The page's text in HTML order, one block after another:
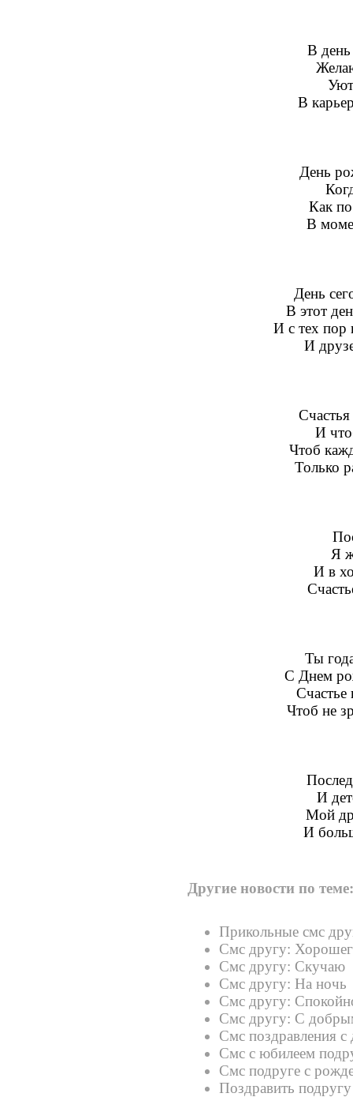
В
В
День
Как
В
День
В этот
И с тех пор
И
И
Чтоб
Только
Я
И в
Ты
С Днем
Счастье
Чтоб не
И
Мой
И
Другие новости по теме:
Прикольные смс
Смс другу:
Смс другу: Скучаю
Смс другу: На ночь
Смс другу:
Смс другу: С
Смс поздравления
Смс с юбилеем
Смс подруге с
Поздравить